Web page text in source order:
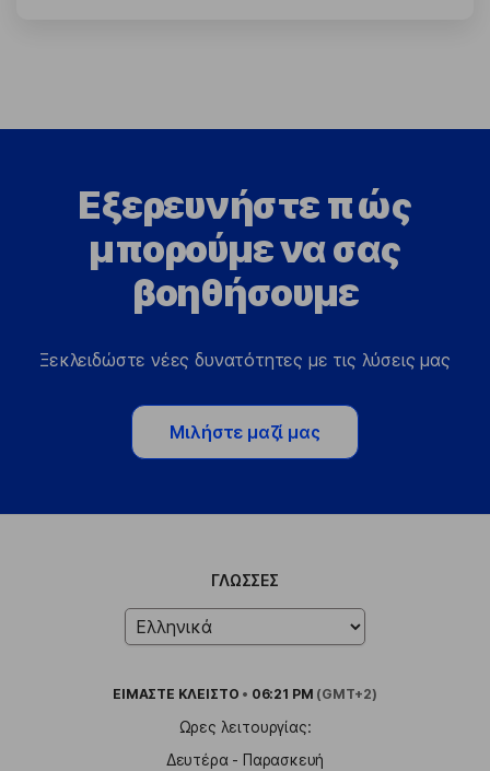
Εξερευνήστε πώς
μπορούμε να σας
βοηθήσουμε
Ξεκλειδώστε νέες δυνατότητες με τις λύσεις μας
Μιλήστε μαζί μας
ΓΛΏΣΣΕΣ
ΕΙΜΑΣΤΕ ΚΛΕΙΣΤΟ • 06:21 PM (GMT+2)
Ωρες λειτουργίας:
Δευτέρα - Παρασκευή